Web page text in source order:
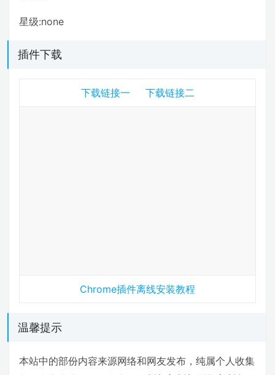
星级:none
插件下载
下载链接一 下载链接二
Chrome插件离线安装教程
温馨提示
本站中的部份内容来源网络和网友发布，纯属个人收集